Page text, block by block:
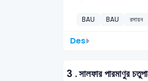
BAU BAU রসায়ন
Des
3 .সালফার পারমাণুর